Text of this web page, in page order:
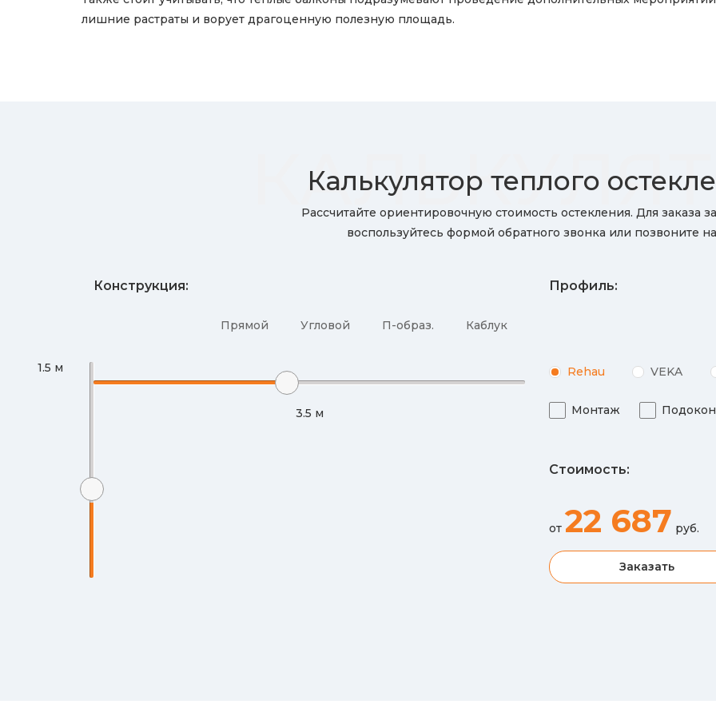
лишние растраты и ворует драгоценную полезную площадь.
Калькулятор теплого
Рассчитайте ориентировочную стоимость остекления. Для заказа
воспользуйтесь формой обратного звонка или позвоните
Конструкция:
Прямой Угловой П-образ. Каблук
1.5 м
3.5 м
Профиль:
Rehau VEKA
Монтаж
Стоимость:
от 22 687 руб.
Заказать